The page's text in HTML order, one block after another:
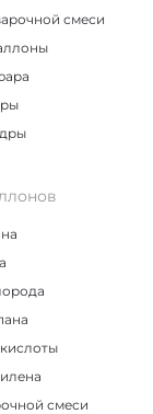
смеси
смеси